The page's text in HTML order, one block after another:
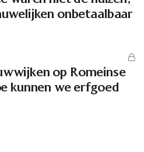
onbetaalbaar
op Romeinse
kunnen we erfgoed